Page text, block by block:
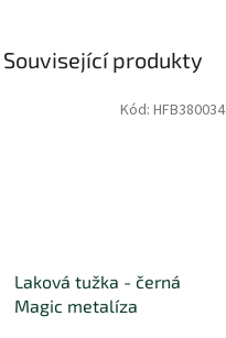
Související produkty
Laková tužka - černá
Magic metalíza
Kód: HFB380034